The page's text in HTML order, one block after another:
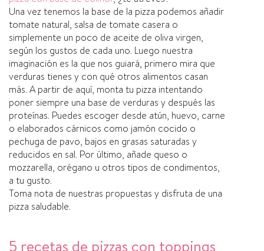
Una vez tenemos la base de la pizza podemos añadir
tomate natural, salsa de tomate casera o
simplemente un poco de aceite de oliva virgen,
según los gustos de cada uno. Luego nuestra
imaginación es la que nos guiará, primero mira que
verduras tienes y con qué otros alimentos casan
más. A partir de aquí­, monta tu pizza intentando
poner siempre una base de verduras y después las
proteí­nas. Puedes escoger desde atún, huevo, carne
o elaborados cárnicos como jamón cocido o
pechuga de pavo, bajos en grasas saturadas y
reducidos en sal. Por último, añade queso o
mozzarella, orégano u otros tipos de condimentos,
a tu gusto.
Toma nota de nuestras propuestas y disfruta de una
pizza saludable.
5 recetas de pizzas con toppings